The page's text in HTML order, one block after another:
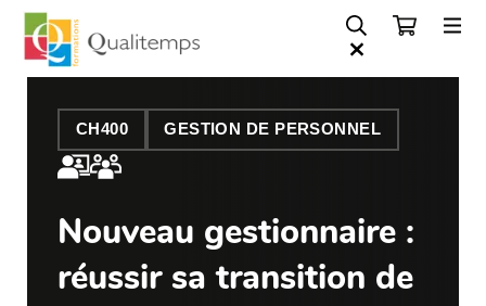
CH400 GESTION DE PERSONNEL
Nouveau gestionnaire :
réussir sa transition de